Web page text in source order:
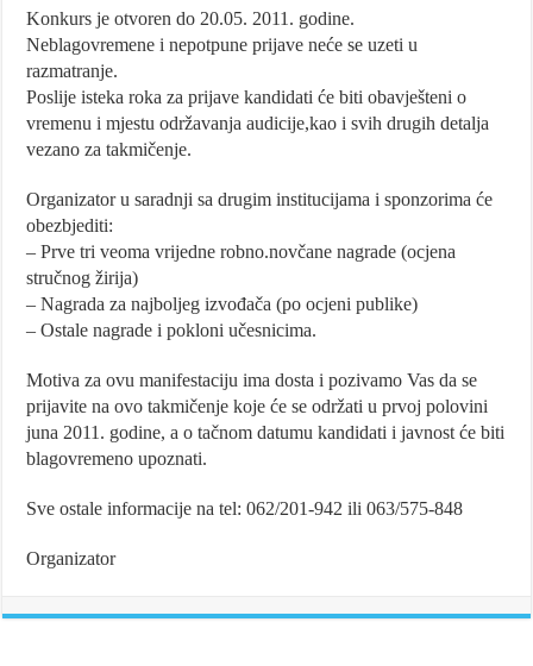
Konkurs je otvoren do 20.05. 2011. godine.
Neblagovremene i nepotpune prijave neće se uzeti u
razmatranje.
Poslije isteka roka za prijave kandidati će biti obavješteni o
vremenu i mjestu održavanja audicije,kao i svih drugih detalja
vezano za takmičenje.
Organizator u saradnji sa drugim institucijama i sponzorima će
obezbjediti:
– Prve tri veoma vrijedne robno.novčane nagrade (ocjena
stručnog žirija)
– Nagrada za najboljeg izvođača (po ocjeni publike)
– Ostale nagrade i pokloni učesnicima.
Motiva za ovu manifestaciju ima dosta i pozivamo Vas da se
prijavite na ovo takmičenje koje će se održati u prvoj polovini
juna 2011. godine, a o tačnom datumu kandidati i javnost će biti
blagovremeno upoznati.
Sve ostale informacije na tel: 062/201-942 ili 063/575-848
Organizator